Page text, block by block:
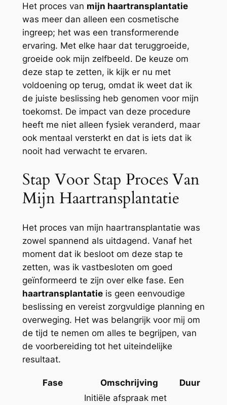
Het proces van mijn haartransplantatie
was meer dan alleen een cosmetische
ingreep; het was een transformerende
ervaring. Met elke haar dat teruggroeide,
groeide ook mijn zelfbeeld. De keuze om
deze stap te zetten, ik kijk er nu met
voldoening op terug, omdat ik weet dat ik
de juiste beslissing heb genomen voor mijn
toekomst. De impact van deze procedure
heeft me niet alleen fysiek veranderd, maar
ook mentaal versterkt en dat is iets dat ik
nooit had verwacht te ervaren.
Stap Voor Stap Proces Van
Mijn Haartransplantatie
Het proces van mijn haartransplantatie was
zowel spannend als uitdagend. Vanaf het
moment dat ik besloot om deze stap te
zetten, was ik vastbesloten om goed
geïnformeerd te zijn over elke fase. Een
haartransplantatieis geen eenvoudige
beslissing en vereist zorgvuldige planning en
overweging. Het was belangrijk voor mij om
de tijd te nemen om alles te begrijpen, van
de voorbereiding tot het uiteindelijke
resultaat.
Fase Omschrijving Duur
Initiële afspraak met